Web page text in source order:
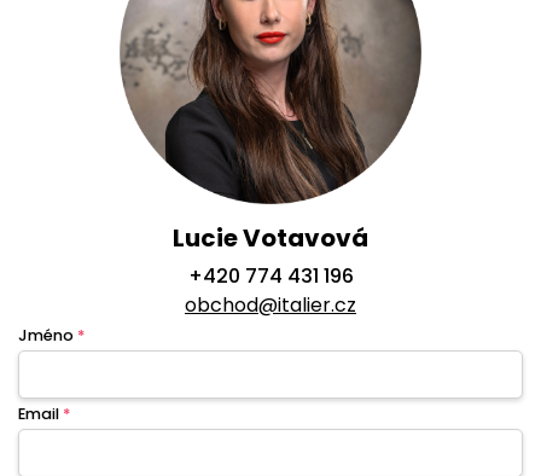
Lucie Votavová
+420 774 431 196
obchod@italier.cz
Jméno *
Email *